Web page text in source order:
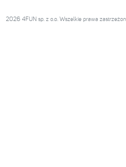
2026 4FUN sp. z o.o. Wszelkie prawa